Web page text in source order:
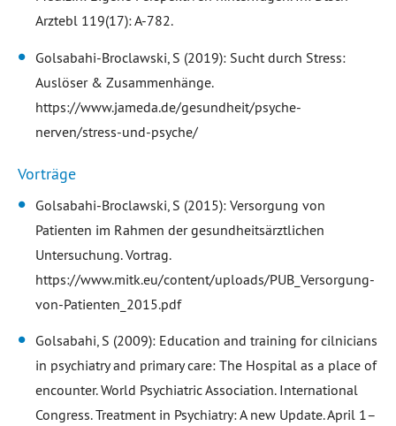
Arztebl 119(17): A-782.
Golsabahi-Broclawski, S (2019): Sucht durch Stress:
Auslöser & Zusammenhänge.
https://www.jameda.de/gesundheit/psyche-
nerven/stress-und-psyche/
Vorträge
Golsabahi-Broclawski, S (2015): Versorgung von
Patienten im Rahmen der gesundheitsärztlichen
Untersuchung. Vortrag.
https://www.mitk.eu/content/uploads/PUB_Versorgung-
von-Patienten_2015.pdf
Golsabahi, S (2009): Education and training for cilnicians
in psychiatry and primary care: The Hospital as a place of
encounter. World Psychiatric Association. International
Congress. Treatment in Psychiatry: A new Update. April 1–